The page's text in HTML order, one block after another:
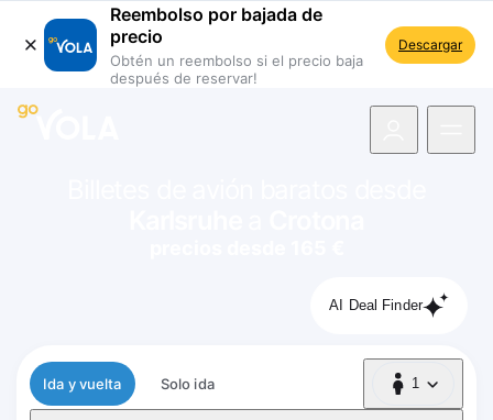
Reembolso por bajada de
precio
Obtén un reembolso si el precio baja
después de reservar!
Descargar
AI Deal Finder
Tipo de vuelo
Ida y vuelta Solo ida 1
1 Pasajero